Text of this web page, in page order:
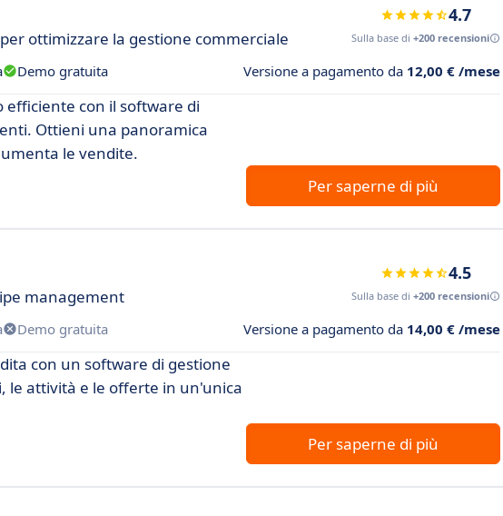
ottimizzare la gestione commerciale
4.7
Sulla base di +200 recensioni
Demo gratuita Versione a pagamento da 12,00 € /mese
efficiente con il software di
Ottieni una panoramica
le vendite.
Per saperne di più
management
4.5
Sulla base di +200 recensioni
Demo gratuita Versione a pagamento da 14,00 € /mese
con un software di gestione
le attività e le offerte in un'unica
Per saperne di più